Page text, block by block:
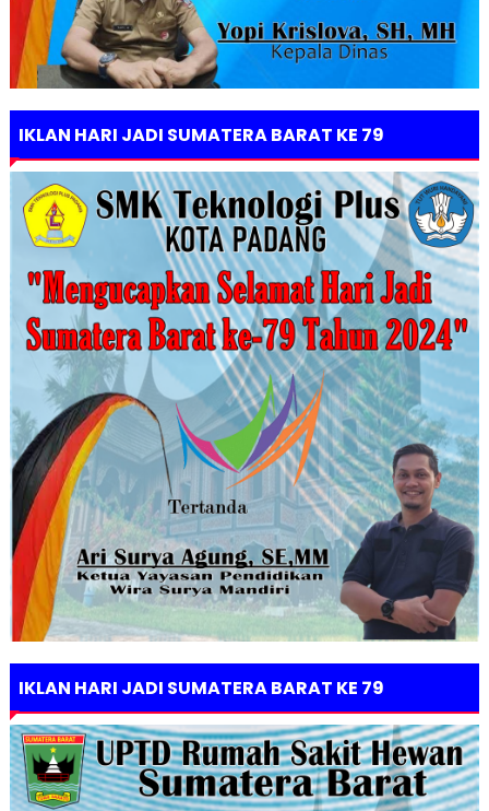
IKLAN HARI JADI SUMATERA BARAT KE 79
IKLAN HARI JADI SUMATERA BARAT KE 79